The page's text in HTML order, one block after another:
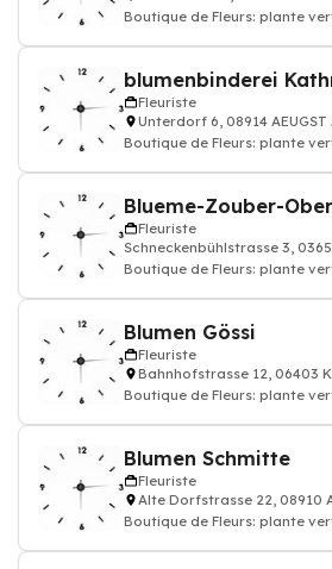
Boutique de Fleurs: plante
blumenbinderei
Fleuriste
Unterdorf 6, 08914 AEUGST
Boutique de Fleurs: plante
Blueme-Zouber-
Fleuriste
Schneckenbühlstrasse 3,
Boutique de Fleurs: plante
Blumen Gössi
Fleuriste
Bahnhofstrasse 12, 06403
Boutique de Fleurs: plante
Blumen Schmitte
Fleuriste
Alte Dorfstrasse 22, 08910
Boutique de Fleurs: plante